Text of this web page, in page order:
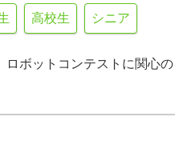
高校生 シニア
ロボットコンテストに関心の